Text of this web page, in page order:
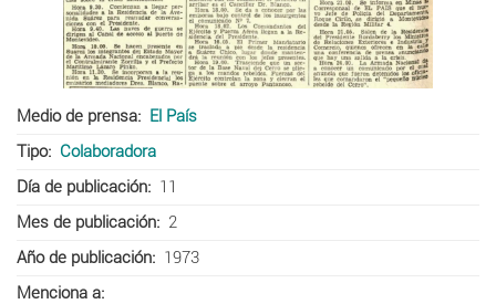
Medio de prensa
El País
Tipo
Colaboradora
Día de publicación
11
Mes de publicación
2
Año de publicación
1973
Menciona a